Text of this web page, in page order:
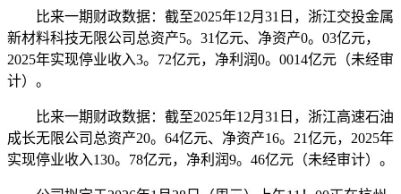
比来一期财政数据：截至2025年12月31日，浙江交投金属
新材料科技无限公司总资产5。31亿元、净资产0。03亿元，
2025年实现停业收入3。72亿元，净利润0。0014亿元（未经审
计）。
比来一期财政数据：截至2025年12月31日，浙江高速石油
成长无限公司总资产20。64亿元、净资产16。21亿元，2025年
实现停业收入130。78亿元，净利润9。46亿元（未经审计）。